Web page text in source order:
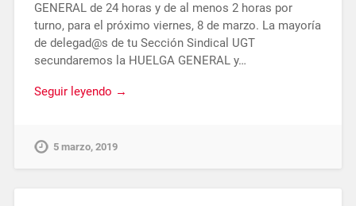
GENERAL de 24 horas y de al menos 2 horas por
turno, para el próximo viernes, 8 de marzo. La mayoría
de delegad@s de tu Sección Sindical UGT
secundaremos la HUELGA GENERAL y…
Seguir leyendo →
5 marzo, 2019